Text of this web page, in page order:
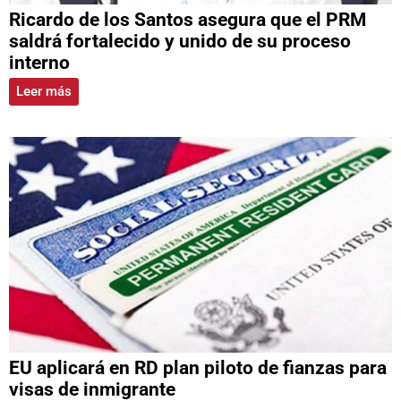
Ricardo de los Santos asegura que el PRM
saldrá fortalecido y unido de su proceso
interno
Leer más
EU aplicará en RD plan piloto de fianzas para
visas de inmigrante